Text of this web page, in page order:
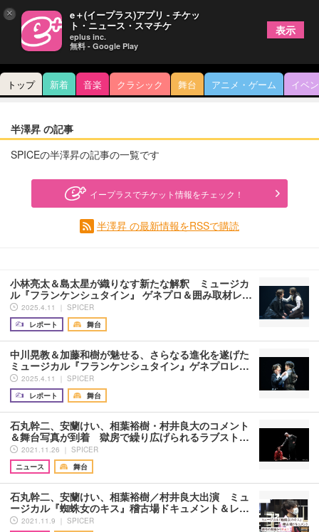
トップ 新着 音楽 クラシック 舞台 アニメ・ゲーム イベ
半澤昇 の記事
SPICEの半澤昇の記事の一覧です
イープラスでチケット情報をチェック！
半澤昇 の最新情報をRSSで購読
小林亮太＆島太星が織りなす新たな解釈 ミュージカ
ル『フランケンシュタイン』 ゲネプロ＆囲み取材レ…
2025.4.11 ｜ SPICER
レポート
舞台
中川晃教＆加藤和樹が魅せる、さらなる進化を遂げた
ミュージカル『フランケンシュタイン』ゲネプロレ…
2025.4.11 ｜ SPICER
レポート
舞台
石丸幹二、安蘭けい、相葉裕樹・村井良大のコメント
＆舞台写真が到着 獄房で繰り広げられるラブスト…
2021.11.26 ｜ SPICER
ニュース
舞台
石丸幹二、安蘭けい、相葉裕樹／村井良大出演 ミュ
ージカル『蜘蛛女のキス』稽古場ドキュメント＆レ…
2021.11.9 ｜ SPICER
× e＋(イープラス)アプリ - チケッ
ト・ニュース・スマチケ
eplus inc.
無料 - Google Play
表示